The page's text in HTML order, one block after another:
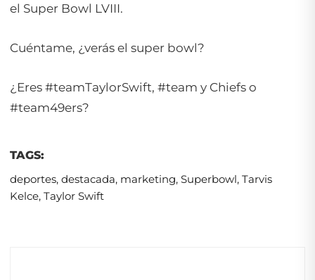
el Super Bowl LVIII.
Cuéntame, ¿verás el super bowl?
¿Eres #teamTaylorSwift, #team y Chiefs o
#team49ers?
TAGS:
deportes, destacada, marketing, Superbowl, Tarvis
Kelce, Taylor Swift